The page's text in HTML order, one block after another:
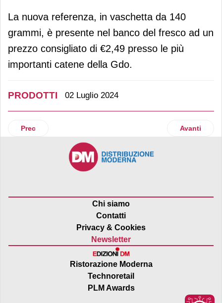
La nuova referenza, in vaschetta da 140
grammi, è presente nel banco del fresco ad un
prezzo consigliato di €2,49 presso le più
importanti catene della Gdo.
PRODOTTI 02 Luglio 2024
Articolo precedente: Latteria Vipiteno amplia la linea degli
Prec Articolo
Avanti
Chi siamo
Contatti
Privacy & Cookies
Newsletter
Ristorazione Moderna
Technoretail
PLM Awards